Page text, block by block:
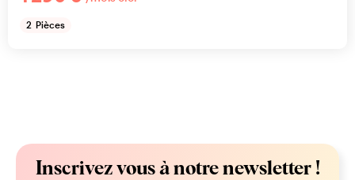
2 Pièces
Inscrivez vous à notre newsletter !